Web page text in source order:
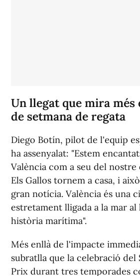
Un llegat que mira més
de setmana de regata
Diego Botín, pilot de l'equip
ha assenyalat: "Estem
València com a seu del nostre
Els Gallos tornem a casa, i
gran notícia. València és una
estretament lligada a la mar al
història marítima".
Més enllà de l'impacte
subratlla que la celebració del
Prix durant tres temporades